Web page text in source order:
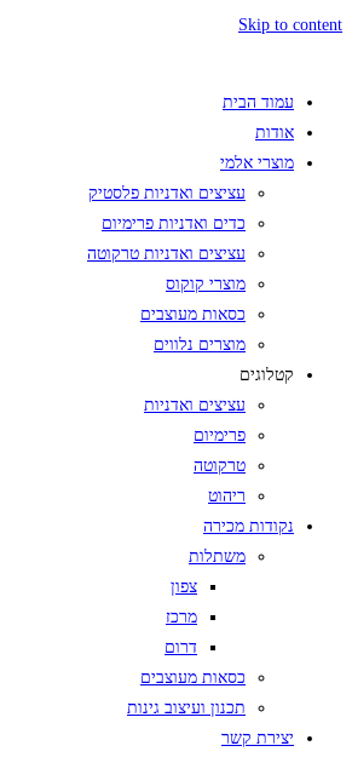
Skip to content
עמוד הבית
אודות
מוצרי אלמי
עציצים ואדניות פלסטיק
כדים ואדניות פרימיום
עציצים ואדניות טרקוטה
מוצרי קוקוס
כסאות מעוצבים
מוצרים נלווים
קטלוגים
עציצים ואדניות
פרימיום
טרקוטה
ריהוט
נקודות מכירה
משתלות
צפון
מרכז
דרום
כסאות מעוצבים
תכנון ועיצוב גינות
יצירת קשר